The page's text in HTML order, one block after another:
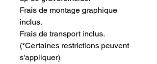
Frais de montage graphique
inclus.
Frais de transport inclus.
(*Certaines restrictions peuvent
s'appliquer)